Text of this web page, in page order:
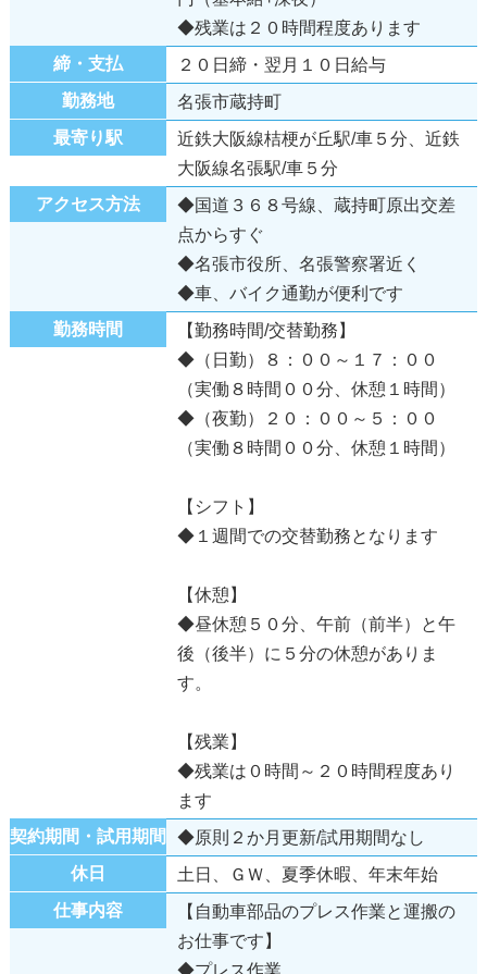
◆残業は２０時間程度あります
締・支払
２０日締・翌月１０日給与
勤務地
名張市蔵持町
最寄り駅
近鉄大阪線桔梗が丘駅/車５分、近鉄
大阪線名張駅/車５分
アクセス方法
◆国道３６８号線、蔵持町原出交差
点からすぐ
◆名張市役所、名張警察署近く
◆車、バイク通勤が便利です
勤務時間
【勤務時間/交替勤務】
◆（日勤）８：００～１７：００
（実働８時間００分、休憩１時間）
◆（夜勤）２０：００～５：００
（実働８時間００分、休憩１時間）
【シフト】
◆１週間での交替勤務となります
【休憩】
◆昼休憩５０分、午前（前半）と午
後（後半）に５分の休憩がありま
す。
【残業】
◆残業は０時間～２０時間程度あり
ます
契約期間・試用期間
◆原則２か月更新/試用期間なし
休日
土日、ＧＷ、夏季休暇、年末年始
仕事内容
【自動車部品のプレス作業と運搬の
お仕事です】
◆プレス作業